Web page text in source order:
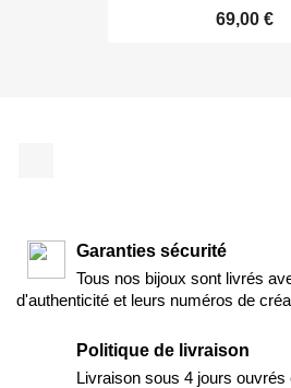
69,00 €
Garanties sécurité
Tous nos bijoux sont livrés
d'authenticité et leurs numéros de
Politique de livraison
Livraison sous 4 jours ouvrés